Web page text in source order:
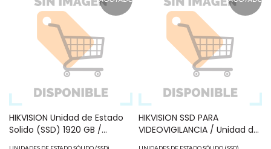
HIKVISION Unidad de Estado
Solido (SSD) 1920 GB /
Especializado para
HIKVISION SSD PARA
VIDEOVIGILANCIA / Unidad de
Estado Solido / 1024 GB / 2.5"